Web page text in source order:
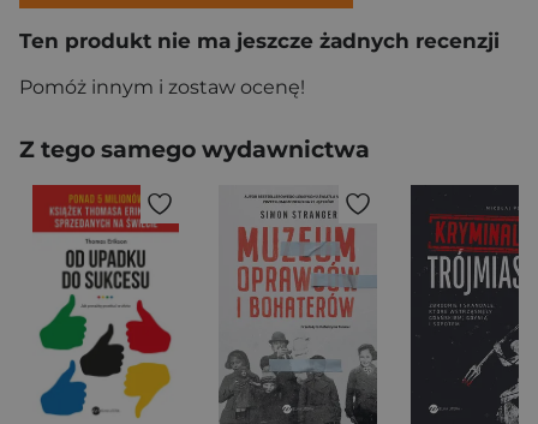
Ten produkt nie ma jeszcze żadnych recenzji
Pomóż innym i zostaw ocenę!
Z tego samego wydawnictwa